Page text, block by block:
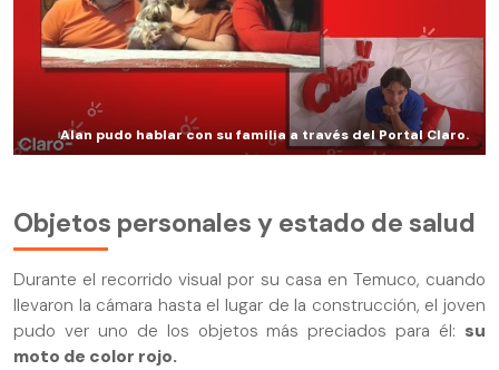
Alan pudo hablar con su familia a través del Portal Claro.
Objetos personales y estado de salud
Durante el recorrido visual por su casa en Temuco, cuando
llevaron la cámara hasta el lugar de la construcción, el joven
pudo ver uno de los objetos más preciados para él: su
moto de color rojo.